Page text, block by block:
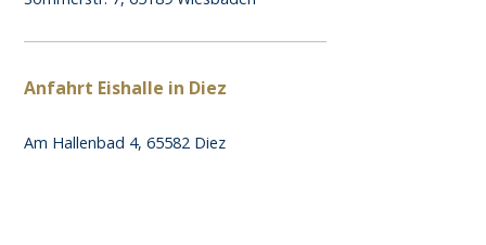
Anfahrt Eishalle in Diez
Am Hallenbad 4, 65582 Diez